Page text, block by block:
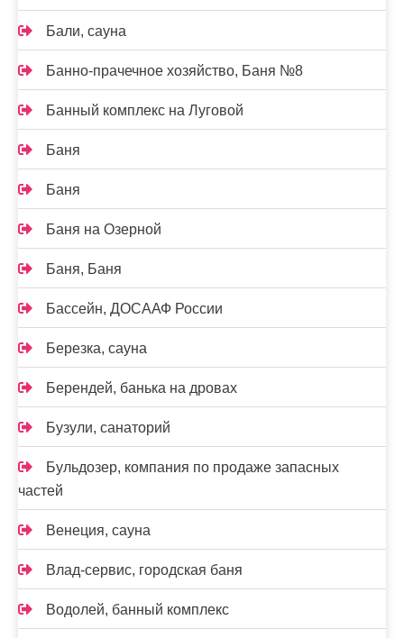
Бали, сауна
Банно-прачечное хозяйство, Баня №8
Банный комплекс на Луговой
Баня
Баня
Баня на Озерной
Баня, Баня
Бассейн, ДОСААФ России
Березка, сауна
Берендей, банька на дровах
Бузули, санаторий
Бульдозер, компания по продаже запасных
частей
Венеция, сауна
Влад-сервис, городская баня
Водолей, банный комплекс